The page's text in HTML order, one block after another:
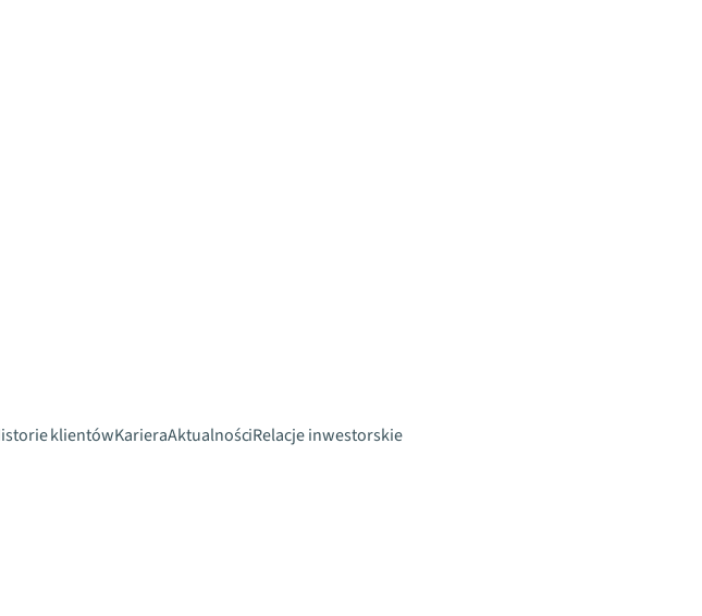
klientówKarieraAktualnościRelacje inwestorskie